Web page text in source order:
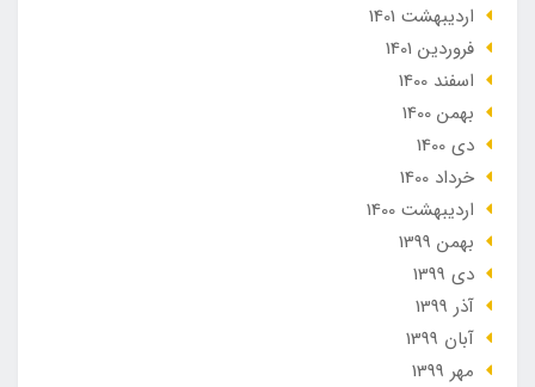
ارديبهشت 1401
فروردین 1401
اسفند 1400
بهمن 1400
دی 1400
خرداد 1400
ارديبهشت 1400
بهمن 1399
دی 1399
آذر 1399
آبان 1399
مهر 1399